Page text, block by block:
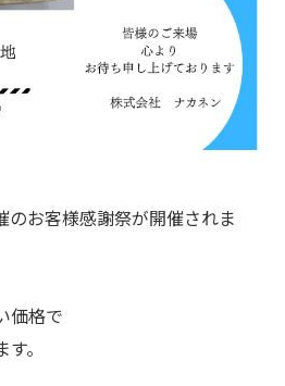
のお客様感謝祭が開催されま
価格で
。